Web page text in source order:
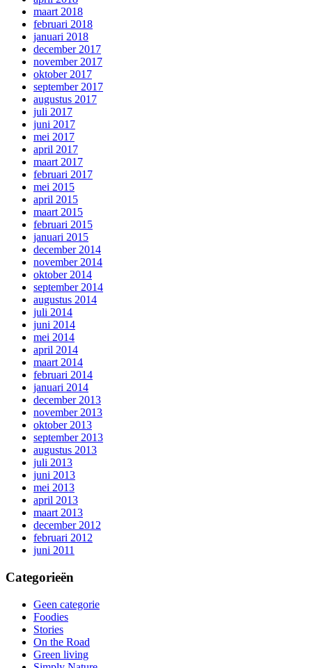
maart 2018
februari 2018
januari 2018
december 2017
november 2017
oktober 2017
september 2017
augustus 2017
juli 2017
juni 2017
mei 2017
april 2017
maart 2017
februari 2017
mei 2015
april 2015
maart 2015
februari 2015
januari 2015
december 2014
november 2014
oktober 2014
september 2014
augustus 2014
juli 2014
juni 2014
mei 2014
april 2014
maart 2014
februari 2014
januari 2014
december 2013
november 2013
oktober 2013
september 2013
augustus 2013
juli 2013
juni 2013
mei 2013
april 2013
maart 2013
december 2012
februari 2012
juni 2011
Categorieën
Geen categorie
Foodies
Stories
On the Road
Green living